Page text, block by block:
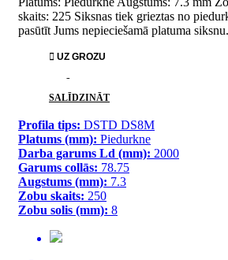
skaits: 225 Siksnas tiek grieztas no
pasūtīt Jums nepieciešamā platuma
 UZ GROZU
SALĪDZINĀT
Profila tips: DSTD DS8M
Platums (mm): Piedurkne
Darba garums Ld (mm): 2000
Garums collās: 78.75
Augstums (mm): 7.3
Zobu skaits: 250
Zobu solis (mm): 8